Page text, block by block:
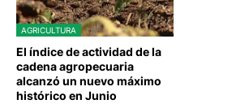
AGRICULTURA
El índice de actividad de la
cadena agropecuaria
alcanzó un nuevo máximo
histórico en Junio